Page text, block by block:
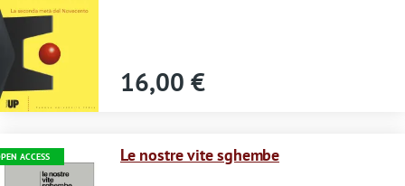
e
s
s
a
e
16,00 €
ACCESS
Immagine Le nostre vite sghembe